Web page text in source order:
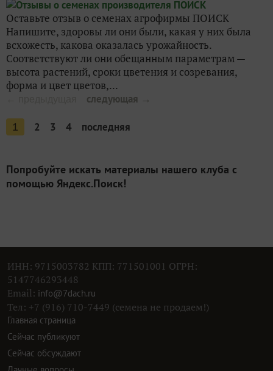
Оставьте отзыв о семенах агрофирмы ПОИСК
Напишите, здоровы ли они были, какая у них была
всхожесть, какова оказалась урожайность.
Соответствуют ли они обещанным параметрам —
высота растений, сроки цветения и созревания,
форма и цвет цветов,...
следующая →
1 2 3 4 последняя
Попробуйте искать материалы нашего клуба с
помощью Яндекс.Поиск!
ИНН: 9715003782 КПП: 771501001 ОГРН:
5147746293448
Email: info@7dach.ru
Тел: +7 (916) 710-7449 (семена не продаем!)
Главная страница
Сейчас публикуют
Сейчас обсуждают